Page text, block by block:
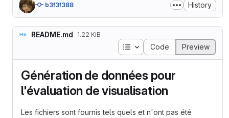
b3f3f388 History
README.md 1.22 KiB
Table of contents
Code Preview
Génération de données pour
l'évaluation de visualisation
Les fichiers sont fournis tels quels et n'ont pas été